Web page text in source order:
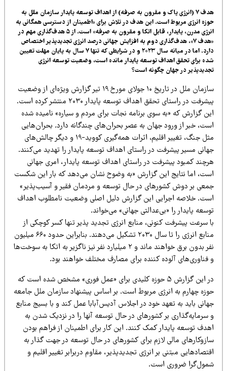
پاک و مقرون به صرفه) از اهداف توسعه پایدار سازمان ملل به
است. این هدف در تلاش برای «اطمینان از دسترسی همگانی به
انرژی مدرن، پایدار، قابل اتکا و مقرون به صرفه» است. از ۵ هدف‌گذاری مهم در
هدف‌گذاری دوم به افزایش جهانی درصد انرژی تجدیدپذیر اختصاص
دارد. اما در میانه سال ۲۰۲۳ و در شرایطی که تنها ۷ سال به پایان مهلت تعیین
توسعه پایدار مانده است، وضعیت توسعه انرژی
چگونه است؟
سازمان ملل در تاریخ ۱۰ جولای مورخ ۱۹ تیر گزارش ویژه‌ای از وضعیت
پیشرفت در راستای تحقق اهداف توسعه پایدار ۲۰۳۰ منتشر کرده ‌است.
سوی برنامه نجات برای مردم و سیاره» نامیده شده
جهان به عصر بحران‌های چندگانه دارد. بحران‌هایی
مثل جنگ، تغییر اقلیم، اثرات همه‌گیری کووید-۱۹ و دیگر چالش‌های
در راستای اهداف توسعه پایدار را تهدید می‌کنند.
در راستای اهداف توسعه پایدار، امری جهانی
این گزارش «به وضوح نشان می‌دهد که بار این شکست
در حال توسعه و مردمان فقیر و آسیب‌پذیر»
این گزارش دلیل اصلی وضعیت نامطلوب اهداف
«بی‌عدالتی جهانی» می‌خواند.
کنونی، منابع انرژی تجدید پذیر تنها کسر کوچکی از
منابع انرژی را تا سال ۲۰۳۰ تشکیل می‌دهند. بنابراین حدود ۶۶۰ میلیون
نفر بدون برق خواهند ماند و ۲ میلیارد نفر نیز ناگزیر به اتکا به سوخت‌ها
کننده برای مصارف مختلف خواهند بود.
در این گزارش ۵ حوزه کلیدی برای «عمل فوری» مشخص شده است که
انرژی مربوط است. بر اساس پیشنهاد سازمان ملل جامعه
تعهد خود در اجلاس آدیس‌آبابا عمل کند و با بسیج منابع
بر کشورهای در حال توسعه آنها را در نزدیک شدن به
کمک کنند. این کار برای اطمینان از فراهم بودن
لازم برای کشورهای در حال توسعه در جهت گذار به
بر انرژی تجدیدپذیر، مقاوم دربرابر تغییر اقلیم و
است.